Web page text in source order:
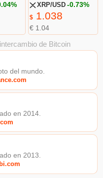
XRP/USD -0.73%
$1.038
€ 1.04
de Bitcoin
del mundo.
en 2014.
en 2013.